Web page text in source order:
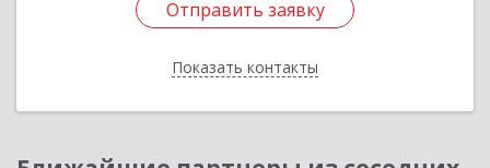
Отправить заявку
Показать контакты
Отправить заявку
Назад